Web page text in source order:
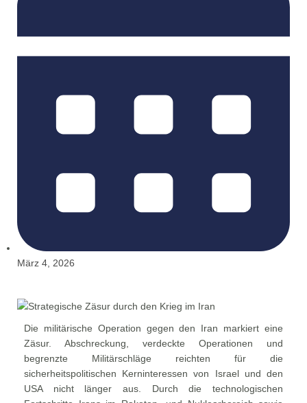
März 4, 2026
Die militärische Operation gegen den Iran markiert eine
Zäsur. Abschreckung, verdeckte Operationen und
begrenzte Militärschläge reichten für die
sicherheitspolitischen Kerninteressen von Israel und den
USA nicht länger aus. Durch die technologischen